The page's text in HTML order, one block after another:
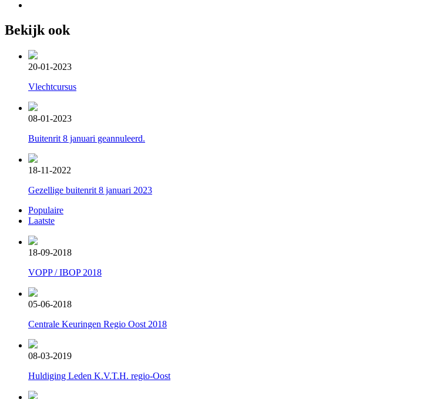
Bekijk ook
20-01-2023
Vlechtcursus
08-01-2023
Buitenrit 8 januari geannuleerd.
18-11-2022
Gezellige buitenrit 8 januari 2023
Populaire
Laatste
18-09-2018
VOPP / IBOP 2018
05-06-2018
Centrale Keuringen Regio Oost 2018
08-03-2019
Huldiging Leden K.V.T.H. regio-Oost